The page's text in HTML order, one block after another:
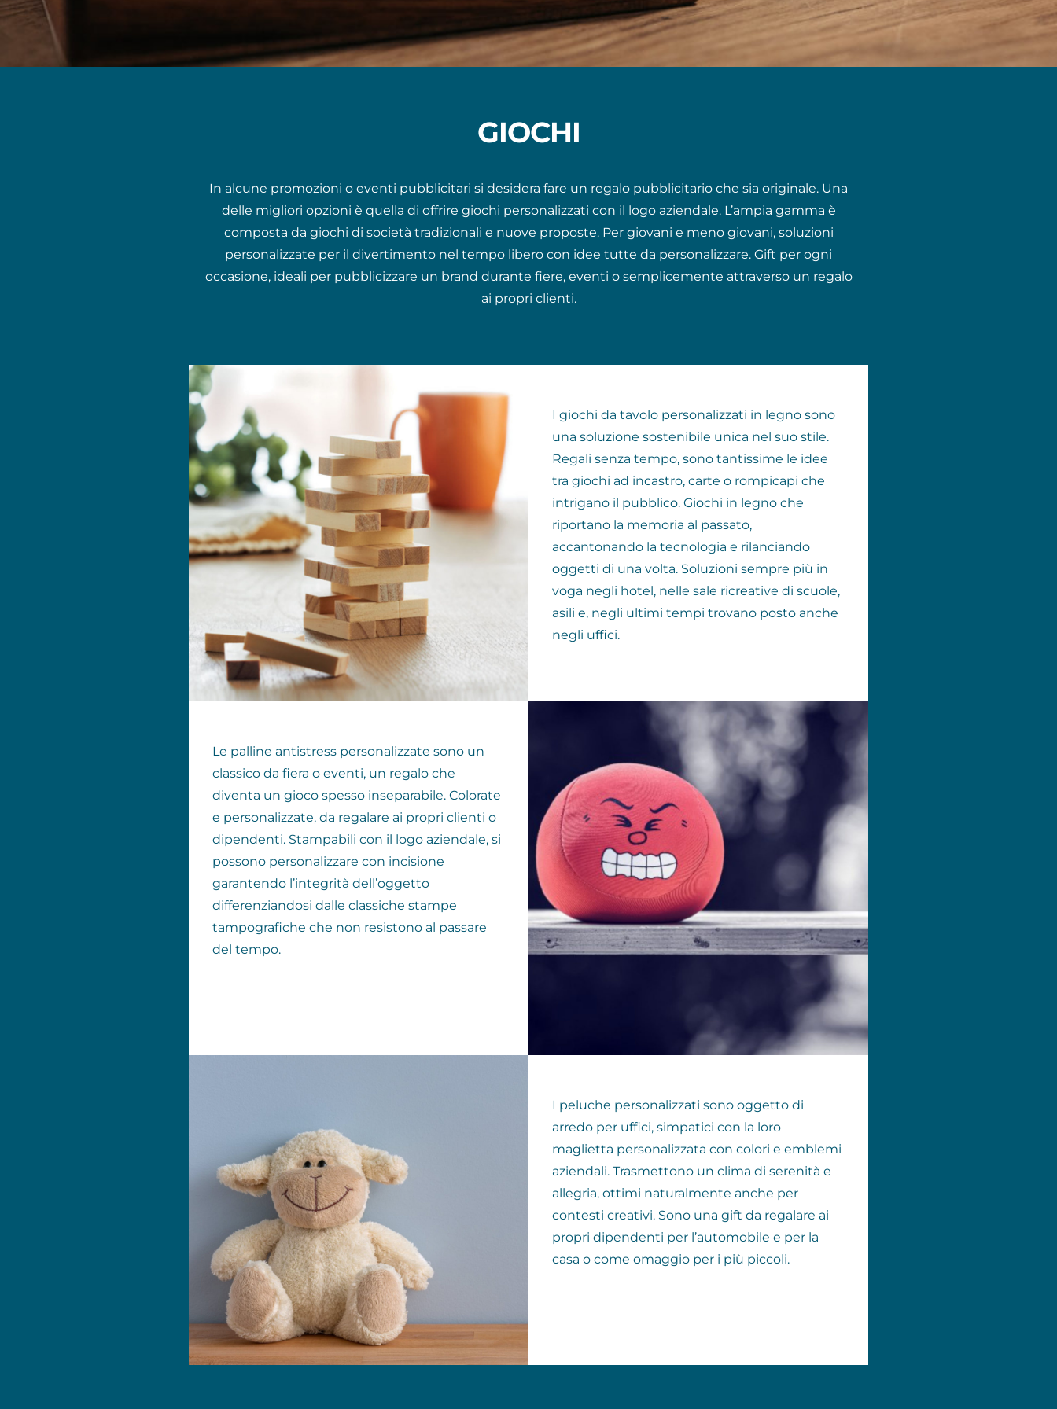
GIOCHI
In alcune promozioni o eventi pubblicitari si desidera fare un regalo pubblicitario che sia originale. Una
delle migliori opzioni è quella di offrire giochi personalizzati con il logo aziendale. L’ampia gamma è
composta da giochi di società tradizionali e nuove proposte. Per giovani e meno giovani, soluzioni
personalizzate per il divertimento nel tempo libero con idee tutte da personalizzare. Gift per ogni
occasione, ideali per pubblicizzare un brand durante fiere, eventi o semplicemente attraverso un regalo
ai propri clienti.
I giochi da tavolo personalizzati in legno sono
una soluzione sostenibile unica nel suo stile.
Regali senza tempo, sono tantissime le idee
tra giochi ad incastro, carte o rompicapi che
intrigano il pubblico. Giochi in legno che
riportano la memoria al passato,
accantonando la tecnologia e rilanciando
oggetti di una volta. Soluzioni sempre più in
voga negli hotel, nelle sale ricreative di scuole,
asili e, negli ultimi tempi trovano posto anche
negli uffici.
Le palline antistress personalizzate sono un
classico da fiera o eventi, un regalo che
diventa un gioco spesso inseparabile. Colorate
e personalizzate, da regalare ai propri clienti o
dipendenti. Stampabili con il logo aziendale, si
possono personalizzare con incisione
garantendo l’integrità dell’oggetto
differenziandosi dalle classiche stampe
tampografiche che non resistono al passare
del tempo.
I peluche personalizzati sono oggetto di
arredo per uffici, simpatici con la loro
maglietta personalizzata con colori e emblemi
aziendali. Trasmettono un clima di serenità e
allegria, ottimi naturalmente anche per
contesti creativi. Sono una gift da regalare ai
propri dipendenti per l’automobile e per la
casa o come omaggio per i più piccoli.